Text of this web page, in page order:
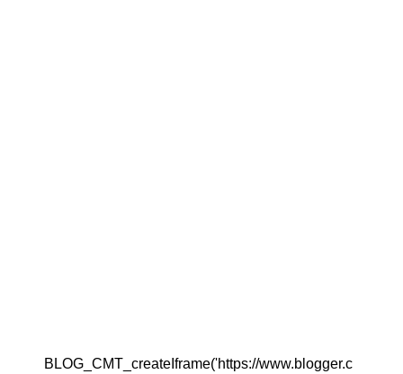
BLOG_CMT_createIframe('https://www.blogger.c